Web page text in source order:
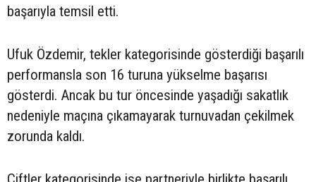
başarıyla temsil etti.
Ufuk Özdemir, tekler kategorisinde gösterdiği başarılı
performansla son 16 turuna yükselme başarısı
gösterdi. Ancak bu tur öncesinde yaşadığı sakatlık
nedeniyle maçına çıkamayarak turnuvadan çekilmek
zorunda kaldı.